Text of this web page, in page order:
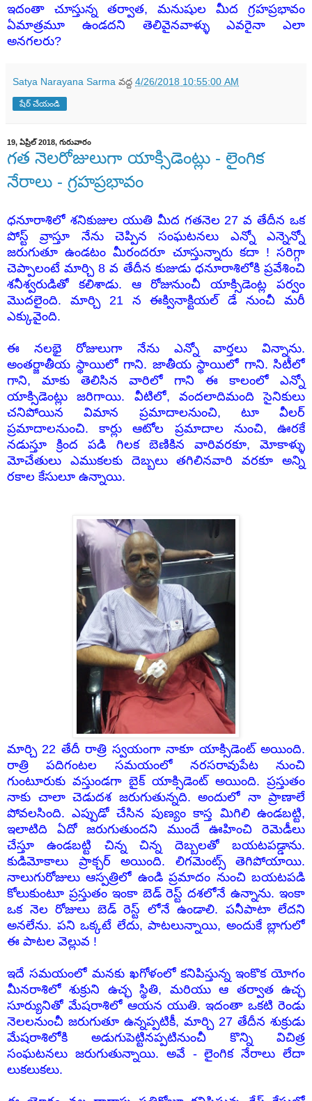
ఇదంతా చూస్తున్న తర్వాత, మనుషుల మీద గ్రహప్రభావం
ఏమాత్రమూ ఉండదని తెలివైనవాళ్ళు ఎవరైనా ఎలా
అనగలరు?
Satya Narayana Sarma వద్ద 4/26/2018 10:55:00 AM
షేర్ చేయండి
19, ఏప్రిల్ 2018, గురువారం
గత నెలరోజులుగా యాక్సిడెంట్లు - లైంగిక
నేరాలు - గ్రహప్రభావం
ధనూరాశిలో శనికుజుల యుతి మీద గతనెల 27 వ తేదీన ఒక
పోస్ట్ వ్రాస్తూ నేను చెప్పిన సంఘటనలు ఎన్నో ఎన్నెన్నో
జరుగుతూ ఉండటం మీరందరూ చూస్తున్నారు కదా ! సరిగ్గా
చెప్పాలంటే మార్చి 8 వ తేదీన కుజుడు ధనూరాశిలోకి ప్రవేశించి
శనీశ్వరుడితో కలిశాడు. ఆ రోజునుంచీ యాక్సిడెంట్ల పర్వం
మొదలైంది. మార్చి 21 న ఈక్వినాక్టియల్ డే నుంచీ మరీ
ఎక్కువైంది.
ఈ నలభై రోజులుగా నేను ఎన్నో వార్తలు విన్నాను.
అంతర్జాతీయ స్థాయిలో గాని. జాతీయ స్థాయిలో గాని. సిటీలో
గాని, మాకు తెలిసిన వారిలో గాని ఈ కాలంలో ఎన్నో
యాక్సిడెంట్లు జరిగాయి. వీటిలో, వందలాదిమంది సైనికులు
చనిపోయిన విమాన ప్రమాదాలనుంచి, టూ వీలర్
ప్రమాదాలనుంచి. కార్లు ఆటోల ప్రమాదాల నుంచి, ఊరకే
నడుస్తూ క్రింద పడి గిలక బెణికిన వారివరకూ, మోకాళ్ళు
మోచేతులు ఎముకలకు దెబ్బలు తగిలినవారి వరకూ అన్ని
రకాల కేసులూ ఉన్నాయి.
మార్చి 22 తేదీ రాత్రి స్వయంగా నాకూ యాక్సిడెంట్ అయింది.
రాత్రి పదిగంటల సమయంలో నరసరావుపేట నుంచి
గుంటూరుకు వస్తుండగా బైక్ యాక్సిడెంట్ అయింది. ప్రస్తుతం
నాకు చాలా చెడుదశ జరుగుతున్నది. అందులో నా ప్రాణాలే
పోవలసింది. ఎప్పుడో చేసిన పుణ్యం కాస్త మిగిలి ఉండబట్టి,
ఇలాటిది ఏదో జరుగుతుందని ముందే ఊహించి రెమెడీలు
చేస్తూ ఉండబట్టి చిన్న చిన్న దెబ్బలతో బయటపడ్డాను.
కుడిమోకాలు ప్రాక్చర్ అయింది. లిగమెంట్స్ తెగిపోయాయి.
నాలుగురోజులు ఆస్పత్రిలో ఉండి ప్రమాదం నుంచి బయటపడి
కోలుకుంటూ ప్రస్తుతం ఇంకా బెడ్ రెస్ట్ దశలోనే ఉన్నాను. ఇంకా
ఒక నెల రోజులు బెడ్ రెస్ట్ లోనే ఉండాలి. పనీపాటా లేదని
అనలేను. పని ఒక్కటే లేదు, పాటలున్నాయి, అందుకే బ్లాగులో
ఈ పాటల వెల్లువ !
ఇదే సమయంలో మనకు ఖగోళంలో కనిపిస్తున్న ఇంకొక యోగం
మీనరాశిలో శుక్రుని ఉచ్ఛ స్థితి, మరియు ఆ తర్వాత ఉచ్ఛ
సూర్యునితో మేషరాశిలో ఆయన యుతి. ఇదంతా ఒకటి రెండు
నెలలనుంచీ జరుగుతూ ఉన్నప్పటికీ, మార్చి 27 తేదీన శుక్రుడు
మేషరాశిలోకి అడుగుపెట్టినప్పటినుంచీ కొన్ని విచిత్ర
సంఘటనలు జరుగుతున్నాయి. అవే - లైంగిక నేరాలు లేదా
లుకలుకలు.